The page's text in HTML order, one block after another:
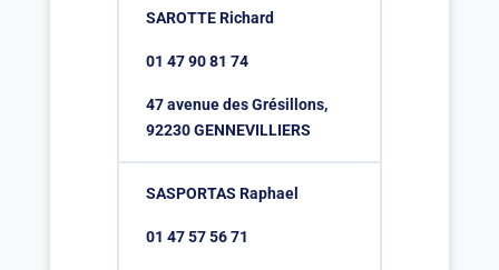
SAROTTE Richard
01 47 90 81 74
47 avenue des Grésillons,
92230 GENNEVILLIERS
SASPORTAS Raphael
01 47 57 56 71